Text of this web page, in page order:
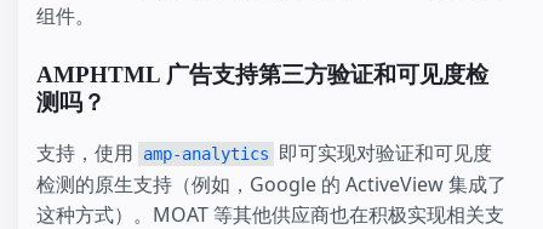
组件。
AMPHTML 广告支持第三方验证和可见度检
测吗？
支持，使用 amp-analytics
即可实现对验证和可见度
检测的原生支持（例如，Google 的 ActiveView 集成了
这种方式）。MOAT 等其他供应商也在积极实现相关支